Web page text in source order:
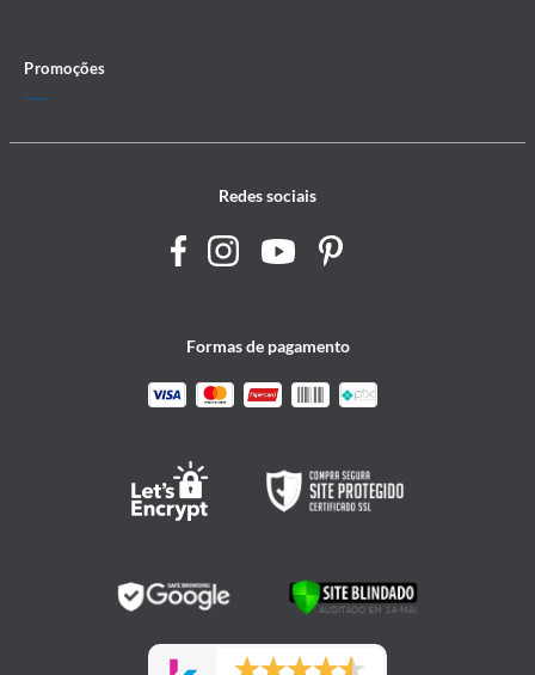
Promoções
Redes sociais
Formas de pagamento